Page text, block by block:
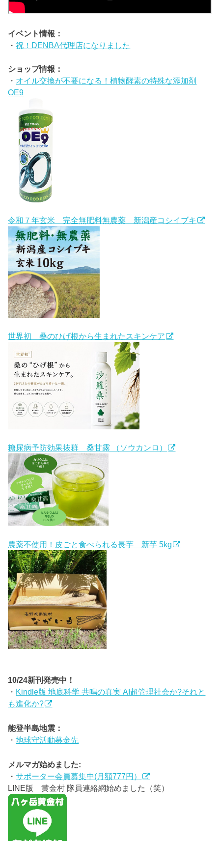
イベント情報：
・祝！DENBA代理店になりました
ショップ情報：
・ オイル交換が不要になる！植物酵素の特殊な添加剤
OE9
令和７年玄米 完全無肥料無農薬 新潟産コシイブキ
世界初 桑のひげ根から生まれたスキンケア
糖尿病予防効果抜群 桑甘露 （ソウカンロ）
農薬不使用！皮ごと食べられる長芋 新芋 5kg
10/24新刊発売中！
・ Kindle版 地底科学 共鳴の真実 AI超管理社会か?それと
も進化か?
能登半島地震：
・地球守活動募金先
メルマガ始めました:
・サポーター会員募集中(月額777円）
LINE版 黄金村 隊員連絡網始めました（笑）